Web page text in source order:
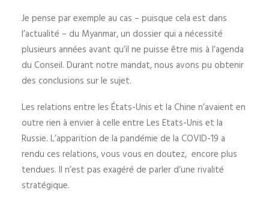
Je pense par exemple au cas – puisque cela est dans
l’actualité – du Myanmar, un dossier qui a nécessité
plusieurs années avant qu’il ne puisse être mis à l’agenda
du Conseil. Durant notre mandat, nous avons pu obtenir
des conclusions sur le sujet.
Les relations entre les États-Unis et la Chine n’avaient en
outre rien à envier à celle entre Les Etats-Unis et la
Russie. L’apparition de la pandémie de la COVID-19 a
rendu ces relations, vous vous en doutez, encore plus
tendues. Il n’est pas exagéré de parler d’une rivalité
stratégique.